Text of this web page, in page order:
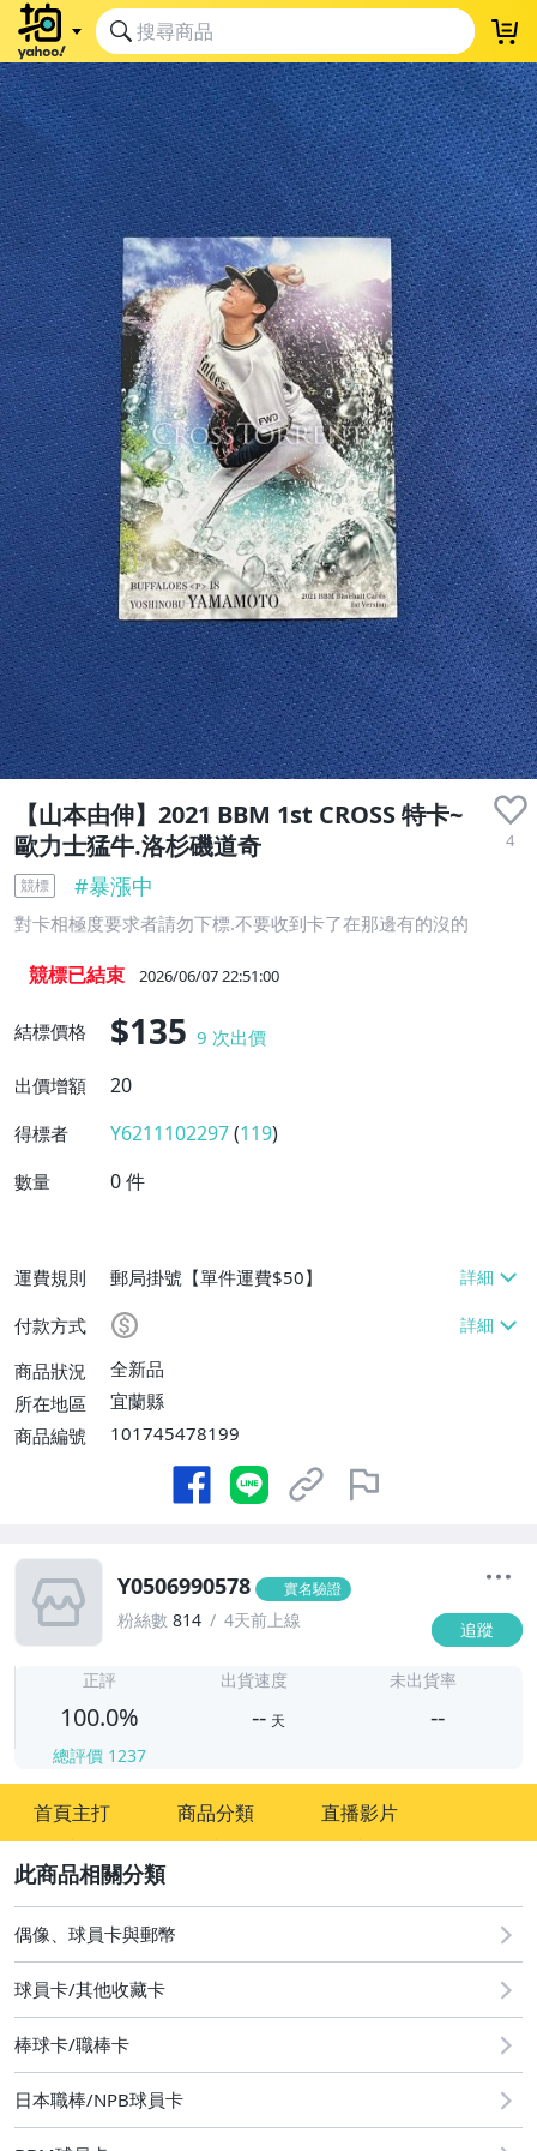
【山本由伸】2021 BBM 1st CROSS 特卡~
歐力士猛牛.洛杉磯道奇
4
競標 #暴漲中
對卡相極度要求者請勿下標.不要收到卡了在那邊有的沒的
競標已結束 2026/06/07 22:51:00
結標價格 $135 9 次出價
出價增額
20
得標者 Y6211102297(119)
數量 0件
運費規則
郵局掛號【單件運費$50】
付款方式
商品狀況
全新品
所在地區
宜蘭縣
商品編號
101745478199
Y0506990578 實名驗證
粉絲數 814 4天前上線 追蹤
正評
100.0%
總評價 1237
出貨速度
-- 天
未出貨率
--
首頁主打 商品分類 直播影片
偶像、球員卡與郵幣
球員卡/其他收藏卡
棒球卡/職棒卡
日本職棒/NPB球員卡